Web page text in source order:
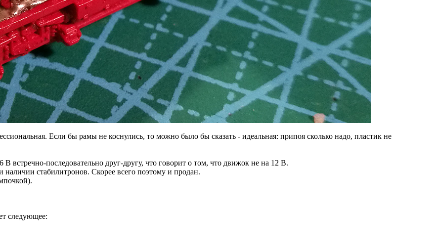
Если бы рамы не коснулись, то можно было бы сказать - идеальная: припоя сколько надо, пластик не
встречно-последовательно друг-другу, что говорит о том, что движок не на 12 В.
стабилитронов. Скорее всего поэтому и продан.
следующее: